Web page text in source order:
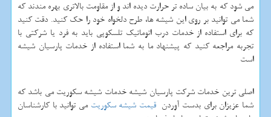
می شود که به بیان ساده تر حرارت دیده اند و از مقاومت بالاتری بهره مندند که
شما می توانید بر روی این شیشه ها، طرح دلخواه خود را حک کنید. دقت کنید
که برای استفاده از خدمات درب اتوماتیک تلسکوپی باید به فرد یا شرکتی با
تجربه مراجعه کنید که پیشنهاد ما به شما استفاده از خدمات پارسیان شیشه
است
اصلی ترین خدمات شرکت پارسیان شیشه خدمات شیشه سکوریت می باشد که
شما عزیزان برای بدست آوردن قیمت شیشه سکوریت می توانید با کارشناسان